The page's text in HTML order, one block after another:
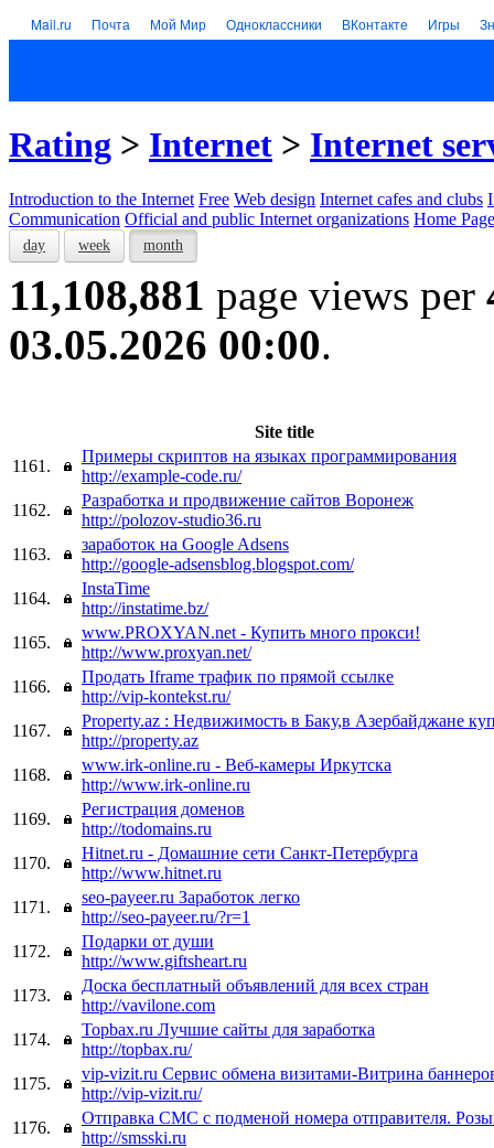
Mail.ru Почта Мой Мир Одноклассники ВКонтакте Игры
Rating > Internet > Internet
Introduction to the Internet Free Web design Internet cafes and clubs
Communication Official and public Internet organizations Home
day week month
11,108,881 page views per
03.05.2026 00:00.
Site title
1161.
Примеры скриптов на языках программирования
http://example-code.ru/
1162.
Разработка и продвижение сайтов Воронеж
http://polozov-studio36.ru
1163.
заработок на Google Adsens
http://google-adsensblog.blogspot.com/
1164.
InstaTime
http://instatime.bz/
1165.
www.PROXYAN.net - Купить много прокси!
http://www.proxyan.net/
1166.
Продать Iframe трафик по прямой ссылке
http://vip-kontekst.ru/
1167.
Property.az : Недвижимость в Баку,в Азербайджане
http://property.az
1168.
www.irk-online.ru - Веб-камеры Иркутска
http://www.irk-online.ru
1169.
Регистрация доменов
http://todomains.ru
1170.
Hitnet.ru - Домашние сети Санкт-Петербурга
http://www.hitnet.ru
1171.
seo-payeer.ru Заработок легко
http://seo-payeer.ru/?r=1
1172.
Подарки от души
http://www.giftsheart.ru
1173.
Доска бесплатный объявлений для всех стран
http://vavilone.com
1174.
Topbax.ru Лучшие сайты для заработка
http://topbax.ru/
1175.
vip-vizit.ru Сервис обмена визитами-Витрина
http://vip-vizit.ru/
1176.
Отправка СМС с подменой номера отправителя.
http://smsski.ru